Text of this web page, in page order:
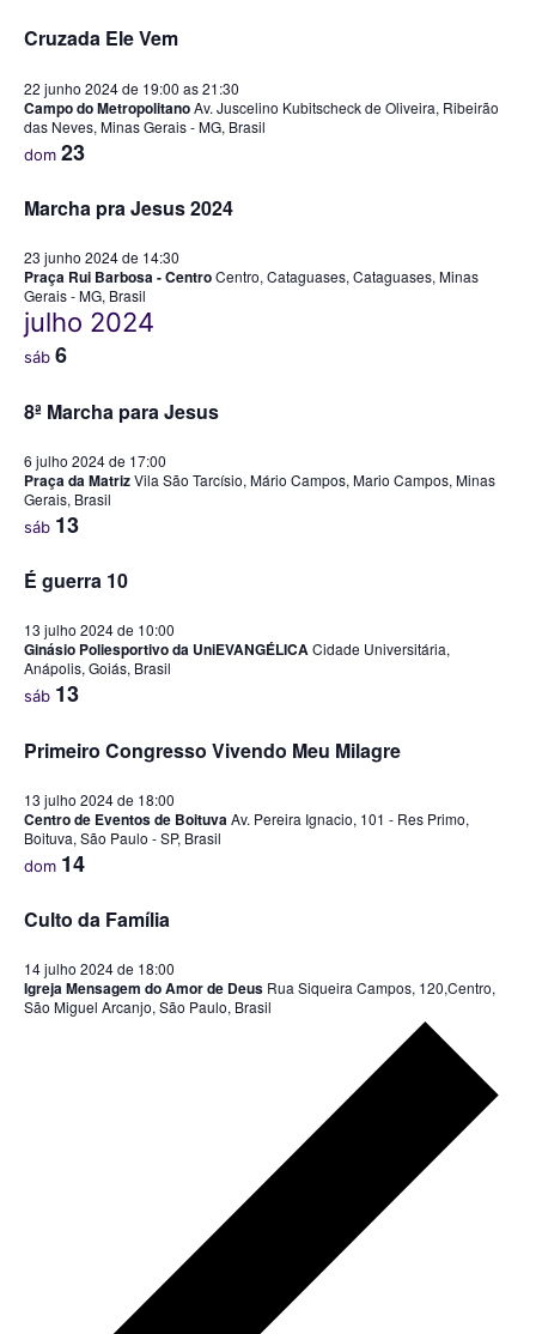
​Cruzada Ele Vem
22 junho 2024 de 19:00 as21:30
Campo do MetropolitanoAv. Juscelino Kubitscheck de Oliveira, Ribeirão
das Neves, Minas Gerais - MG, Brasil
dom 23
Marcha pra Jesus 2024
23 junho 2024 de 14:30
Praça Rui Barbosa - CentroCentro, Cataguases, Cataguases, Minas
Gerais - MG, Brasil
julho 2024
sáb 6
8ª Marcha para Jesus
6 julho 2024 de 17:00
Praça da MatrizVila São Tarcísio, Mário Campos, Mario Campos, Minas
Gerais, Brasil
sáb 13
É guerra 10
13 julho 2024 de 10:00
Ginásio Poliesportivo da UniEVANGÉLICACidade Universitária,
Anápolis, Goiás, Brasil
sáb 13
Primeiro Congresso Vivendo Meu Milagre
13 julho 2024 de 18:00
Centro de Eventos de BoituvaAv. Pereira Ignacio, 101 - Res Primo,
Boituva, São Paulo - SP, Brasil
dom 14
Culto da Família
14 julho 2024 de 18:00
Igreja Mensagem do Amor de Deus Rua Siqueira Campos​, ​120​,​Centro,
São Miguel Arcanjo​, São Paulo, Brasil